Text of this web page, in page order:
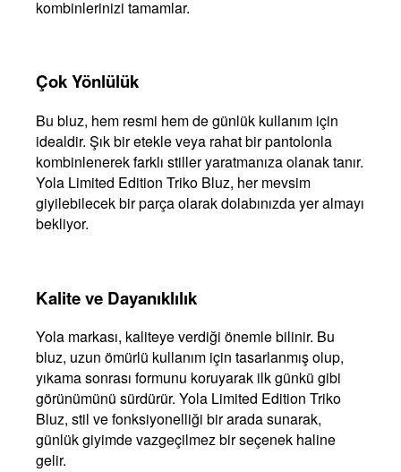
kombinlerinizi tamamlar.
Çok Yönlülük
Bu bluz, hem resmi hem de günlük kullanım için
idealdir. Şık bir etekle veya rahat bir pantolonla
kombinlenerek farklı stiller yaratmanıza olanak tanır.
Yola Limited Edition Triko Bluz, her mevsim
giyilebilecek bir parça olarak dolabınızda yer almayı
bekliyor.
Kalite ve Dayanıklılık
Yola markası, kaliteye verdiği önemle bilinir. Bu
bluz, uzun ömürlü kullanım için tasarlanmış olup,
yıkama sonrası formunu koruyarak ilk günkü gibi
görünümünü sürdürür. Yola Limited Edition Triko
Bluz, stil ve fonksiyonelliği bir arada sunarak,
günlük giyimde vazgeçilmez bir seçenek haline
gelir.